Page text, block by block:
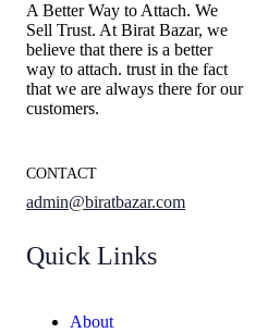
A Better Way to Attach. We
Sell Trust. At Birat Bazar, we
believe that there is a better
way to attach. trust in the fact
that we are always there for our
customers.
CONTACT
admin@biratbazar.com
Quick Links
About